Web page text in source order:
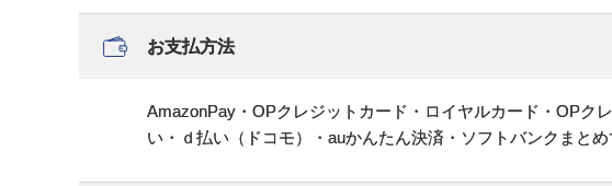
お支払方法
AmazonPay・OPクレジットカード・ロイヤルカード・OPク
い・ｄ払い（ドコモ）・auかんたん決済・ソフトバンクまと